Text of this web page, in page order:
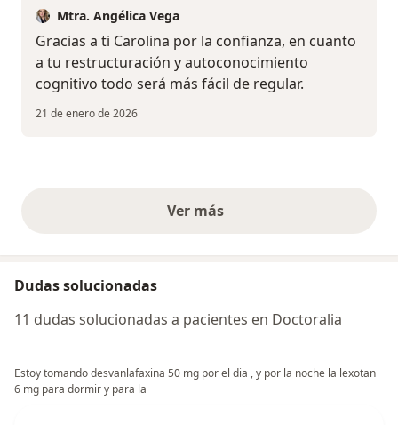
Mtra. Angélica Vega
Gracias a ti Carolina por la confianza, en cuanto
a tu restructuración y autoconocimiento
cognitivo todo será más fácil de regular.
21 de enero de 2026
Ver másopiniones anteriores
Dudas solucionadas
11 dudas solucionadas a pacientes en Doctoralia
Estoy tomando desvanlafaxina 50 mg por el dia , y por la noche la lexotan
6 mg para dormir y para la